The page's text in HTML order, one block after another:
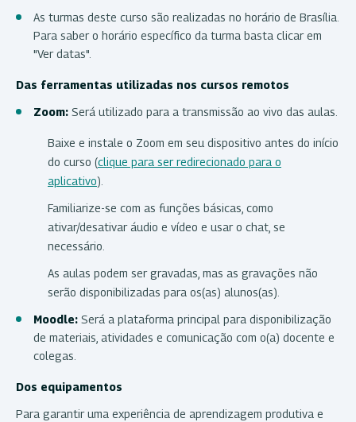
As turmas deste curso são realizadas no horário de Brasília.
Para saber o horário específico da turma basta clicar em
"Ver datas".
Das ferramentas utilizadas nos cursos remotos
Zoom: Será utilizado para a transmissão ao vivo das aulas.
Baixe e instale o Zoom em seu dispositivo antes do início
do curso (clique para ser redirecionado para o
aplicativo).
Familiarize-se com as funções básicas, como
ativar/desativar áudio e vídeo e usar o chat, se
necessário.
As aulas podem ser gravadas, mas as gravações não
serão disponibilizadas para os(as) alunos(as).
Moodle: Será a plataforma principal para disponibilização
de materiais, atividades e comunicação com o(a) docente e
colegas.
Dos equipamentos
Para garantir uma experiência de aprendizagem produtiva e